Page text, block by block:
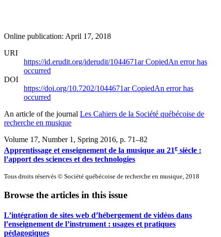
Online publication: April 17, 2018
URI
https://id.erudit.org/iderudit/1044671arCopiedAn error has
occurred
DOI
https://doi.org/10.7202/1044671arCopiedAn error has
occurred
An article of the journal Les Cahiers de la Société québécoise de
recherche en musique
Volume 17, Number 1, Spring 2016, p. 71–82
Apprentissage et enseignement de la musique au 21e siècle :
l’apport des sciences et des technologies
Tous droits réservés © Société québécoise de recherche en musique, 2018
Browse the articles in this issue
L’intégration de sites web d’hébergement de vidéos dans
l’enseignement de l’instrument : usages et pratiques
pédagogiques